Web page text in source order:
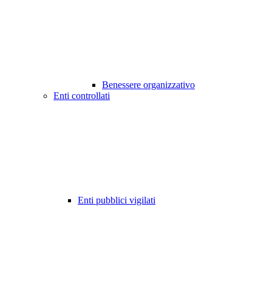
Benessere organizzativo
Enti controllati
Enti pubblici vigilati